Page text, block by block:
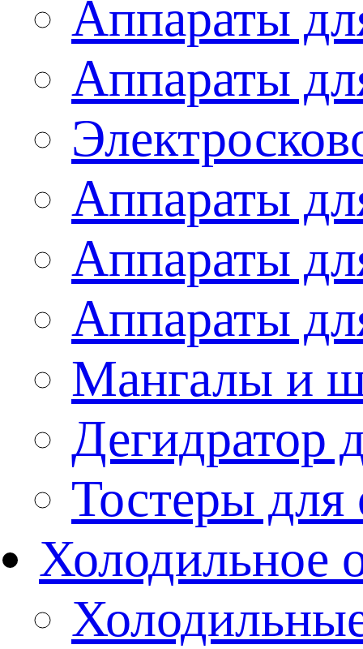
Аппараты
Аппараты
Аппараты
Аппараты
Аппараты
Мангалы и
Дегидратор
Тостеры
Холодильное